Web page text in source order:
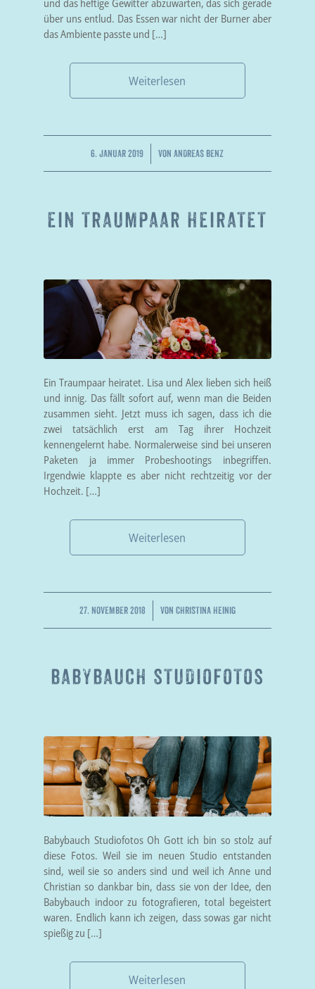
über uns entlud. Das Essen war nicht der Burner aber
das Ambiente passte und […]
Weiterlesen
6. JANUAR 2019
/ VONANDREAS BENZ
EIN TRAUMPAAR HEIRATET
Ein Traumpaar heiratet. Lisa und Alex lieben sich heiß
und innig. Das fällt sofort auf, wenn man die Beiden
zusammen sieht. Jetzt muss ich sagen, dass ich die
zwei tatsächlich erst am Tag ihrer Hochzeit
kennengelernt habe. Normalerweise sind bei unseren
Paketen ja immer Probeshootings inbegriffen.
Irgendwie klappte es aber nicht rechtzeitig vor der
Hochzeit. […]
Weiterlesen
27. NOVEMBER 2018
/ VON CHRISTINA HEINIG
BABYBAUCH STUDIOFOTOS
Babybauch Studiofotos Oh Gott ich bin so stolz auf
diese Fotos. Weil sie im neuen Studio entstanden
sind, weil sie so anders sind und weil ich Anne und
Christian so dankbar bin, dass sie von der Idee, den
Babybauch indoor zu fotografieren, total begeistert
waren. Endlich kann ich zeigen, dass sowas gar nicht
spießig zu […]
Weiterlesen